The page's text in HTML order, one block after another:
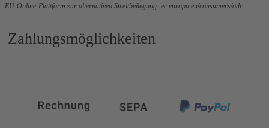
EU-Online-Plattform zur alternativen Streitbeilegung: ec.europa.eu/consumers/odr
Zahlungsmöglichkeiten